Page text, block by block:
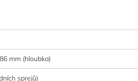
mm (hloubka)
sprejů)